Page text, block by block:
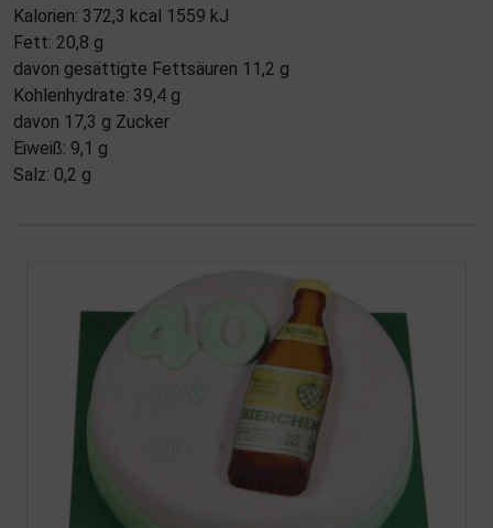
Kalorien: 372,3 kcal 1559 kJ
Fett: 20,8 g
davon gesättigte Fettsäuren 11,2 g
Kohlenhydrate: 39,4 g
davon 17,3 g Zucker
Eiweiß: 9,1 g
Salz: 0,2 g